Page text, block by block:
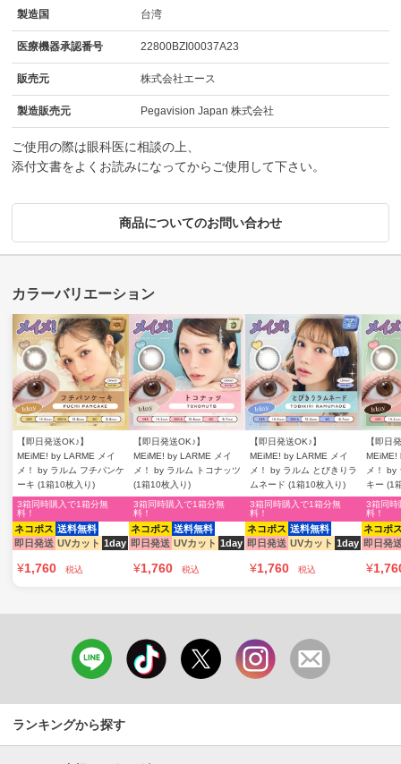
製造国 台湾
医療機器承認番号 22800BZI00037A23
販売元 株式会社エース
製造販売元 Pegavision Japan 株式会社
ご使用の際は眼科医に相談の上、
添付文書をよくお読みになってからご使用して下さい。
商品についてのお問い合わせ
【即日発送OK♪】
MEiME! by LARME メイ
メ！ by ラルム フチパンケ
ーキ (1箱10枚入り)
ネコポス 送料無料
即日発送 UVカット 1day
3箱同時購入で1箱分無
料！
¥1,760 税込
【即日発送OK♪】
MEiME! by LARME メイ
メ！ by ラルム トコナッツ
(1箱10枚入り)
ネコポス 送料無料
即日発送 UVカット 1day
3箱同時購入で1箱分無
料！
¥1,760 税込
【即日発送OK♪】
MEiME! by LARME メイ
メ！ by ラルム とびきりラ
ムネード (1箱10枚入り)
ネコポス 送料無料
即日発送 UVカット 1day
3箱同時購入で1箱分無
料！
¥1,760 税込
【即日
MEiME!
メ！ by
キー (1
ネコポ
即日発
3箱同時
料！
¥
ランキングから探す